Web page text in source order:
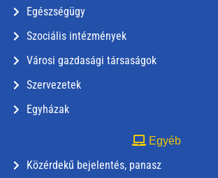
Egészségügy
Szociális intézmények
Városi gazdasági társaságok
Szervezetek
Egyházak
Egyéb
Közérdekű bejelentés, panasz